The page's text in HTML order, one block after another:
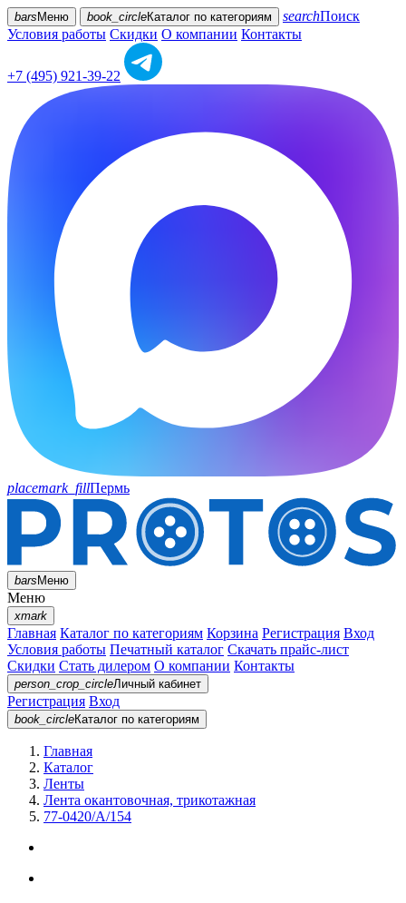
bars Меню book_circleКаталог по категориям searchПоиск
Условия работы Скидки О компании Контакты
+7 (495) 921-39-22
placemark_fillПермь
barsМеню
Меню
xmark
Главная Каталог по категориям Корзина Регистрация Вход
Условия работы Печатный каталог Скачать прайс-лист
Скидки Стать дилером О компании Контакты
person_crop_circleЛичный кабинет
Регистрация Вход
book_circleКаталог по категориям
Главная
Каталог
Ленты
Лента окантовочная, трикотажная
77-0420/А/154